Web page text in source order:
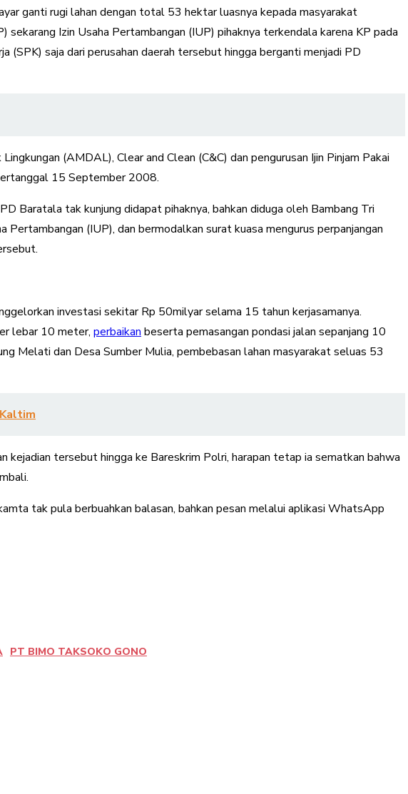
ganti rugi lahan dengan total 53 hektar luasnya kepada masyarakat
sekarang Izin Usaha Pertambangan (IUP) pihaknya terkendala karena KP pada
saja dari perusahan daerah tersebut hingga berganti menjadi PD
(AMDAL), Clear and Clean (C&C) dan pengurusan Ijin Pinjam Pakai
15 September 2008.
Baratala tak kunjung didapat pihaknya, bahkan diduga oleh Bambang Tri
(IUP), dan bermodalkan surat kuasa mengurus perpanjangan
investasi sekitar Rp 50milyar selama 15 tahun kerjasamanya.
lebar 10 meter, perbaikan beserta pemasangan pondasi jalan sepanjang 10
Melati dan Desa Sumber Mulia, pembebasan lahan masyarakat seluas 53
kejadian tersebut hingga ke Bareskrim Polri, harapan tetap ia sematkan bahwa
tak pula berbuahkan balasan, bahkan pesan melalui aplikasi WhatsApp
PT BIMO TAKSOKO GONO